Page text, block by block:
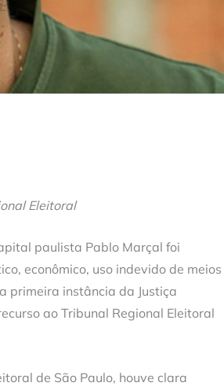
Eleitoral
paulista Pablo Marçal foi
econômico, uso indevido de meios
primeira instância da Justiça
ao Tribunal Regional Eleitoral
de São Paulo, houve clara